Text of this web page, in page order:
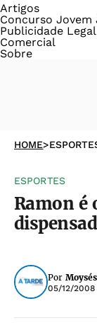
Artigos
Concurso Jovem
Publicidade Legal
Comercial
Sobre
HOME>
ESPORTES
Ramon é
Por
05/12/2008